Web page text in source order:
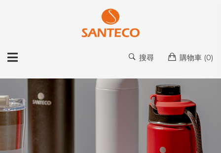
搜尋 購物車 (0)